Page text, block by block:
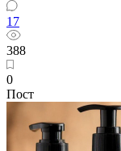
17
388
0
Пост